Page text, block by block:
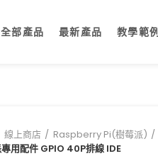
全部產品 最新產品 教學範例
線上商店 Raspberry Pi(樹莓派)
用配件 GPIO 40P排線 IDE